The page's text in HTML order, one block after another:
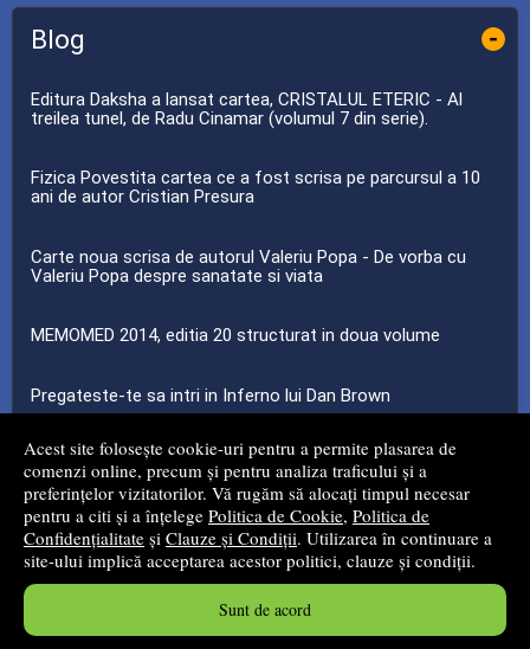
Acest site folosește cookie-uri pentru a permite plasarea de
comenzi online, precum și pentru analiza traficului și a
preferințelor vizitatorilor. Vă rugăm să alocați timpul necesar
pentru a citi și a înțelege Politica de Cookie, Politica de
Confidențialitate și Clauze și Condiții. Utilizarea în continuare a
site-ului implică acceptarea acestor politici, clauze și condiții.
Sunt de acord
Blog -
Editura Daksha a lansat cartea, CRISTALUL ETERIC - Al
treilea tunel, de Radu Cinamar (volumul 7 din serie).
Fizica Povestita cartea ce a fost scrisa pe parcursul a 10
ani de autor Cristian Presura
Carte noua scrisa de autorul Valeriu Popa - De vorba cu
Valeriu Popa despre sanatate si viata
MEMOMED 2014, editia 20 structurat in doua volume
Pregateste-te sa intri in Inferno lui Dan Brown
...toate știrile
© 2008 - 2026Mg Net Distribution Srl
Magazin onlinecreat deVital Soft